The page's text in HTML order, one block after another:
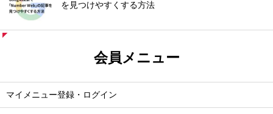
を見つけやすくする方法
会員メニュー
マイメニュー登録・ログイン